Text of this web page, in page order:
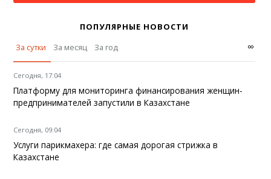
ПОПУЛЯРНЫЕ НОВОСТИ
За сутки
За месяц За год ∞
Сегодня, 17:04
Платформу для мониторинга финансирования женщин-
предпринимателей запустили в Казахстане
Сегодня, 09:04
Услуги парикмахера: где самая дорогая стрижка в
Казахстане